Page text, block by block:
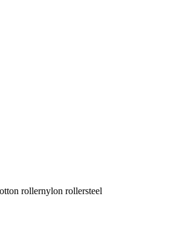
rollernylon rollersteel